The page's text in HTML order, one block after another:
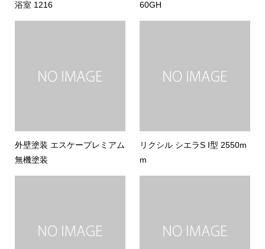
浴室 1216
60GH
外壁塗装 エスケープレミアム
無機塗装
リクシル シエラS I型 2550m
m